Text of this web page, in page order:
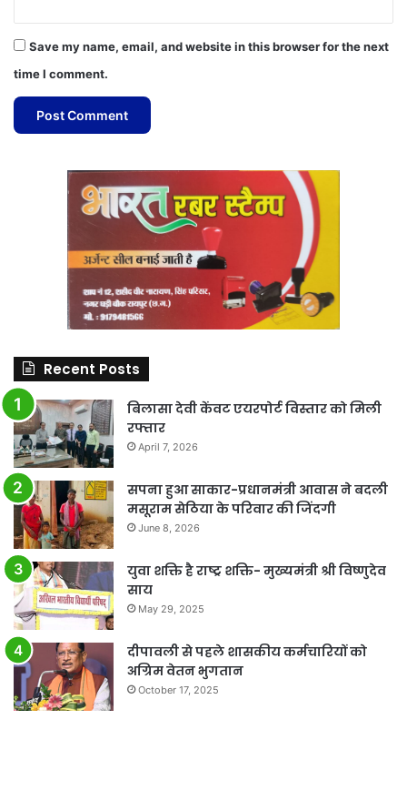
Save my name, email, and website in this browser for the next
time I comment.
Recent Posts
बिलासा देवी केंवट एयरपोर्ट विस्तार को मिली
रफ्तार
April 7, 2026
सपना हुआ साकार-प्रधानमंत्री आवास ने बदली
मसूराम सेठिया के परिवार की जिंदगी
June 8, 2026
युवा शक्ति है राष्ट्र शक्ति- मुख्यमंत्री श्री विष्णुदेव
साय
May 29, 2025
दीपावली से पहले शासकीय कर्मचारियों को
अग्रिम वेतन भुगतान
October 17, 2025